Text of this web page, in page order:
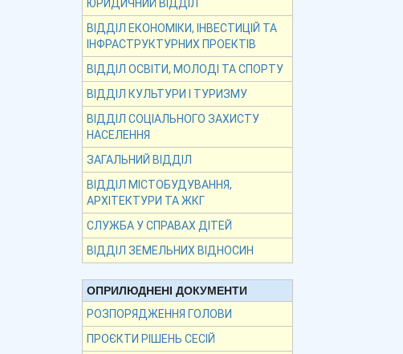
ЮРИДИЧНИЙ ВІДДІЛ
ВІДДІЛ ЕКОНОМІКИ, ІНВЕСТИЦІЙ ТА
ІНФРАСТРУКТУРНИХ ПРОЕКТІВ
ВІДДІЛ ОСВІТИ, МОЛОДІ ТА СПОРТУ
ВІДДІЛ КУЛЬТУРИ І ТУРИЗМУ
ВІДДІЛ СОЦІАЛЬНОГО ЗАХИСТУ
НАСЕЛЕННЯ
ЗАГАЛЬНИЙ ВІДДІЛ
ВІДДІЛ МІСТОБУДУВАННЯ,
АРХІТЕКТУРИ ТА ЖКГ
СЛУЖБА У СПРАВАХ ДІТЕЙ
ВІДДІЛ ЗЕМЕЛЬНИХ ВІДНОСИН
ОПРИЛЮДНЕНІ ДОКУМЕНТИ
РОЗПОРЯДЖЕННЯ ГОЛОВИ
ПРОЄКТИ РІШЕНЬ СЕСІЙ